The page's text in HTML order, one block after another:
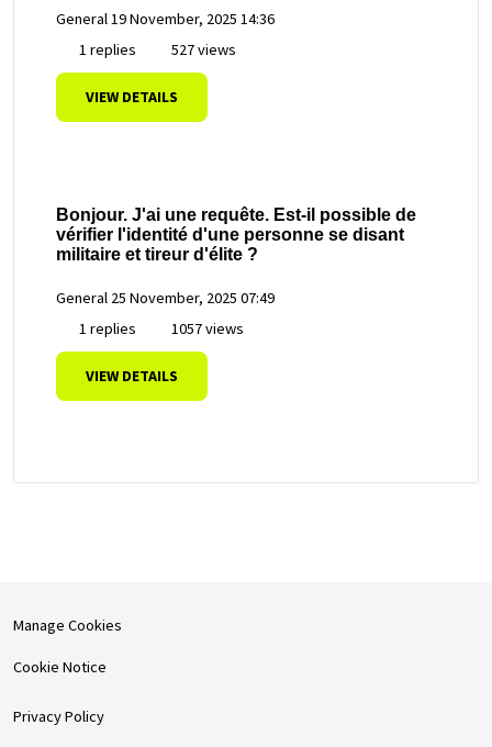
General19 November, 2025 14:36
1 replies
527 views
VIEW DETAILS
Bonjour. J'ai une requête. Est-il possible de
vérifier l'identité d'une personne se disant
militaire et tireur d'élite ?
General 25 November, 2025 07:49
1 replies
1057 views
VIEW DETAILS
Manage Cookies
Cookie Notice
Privacy Policy